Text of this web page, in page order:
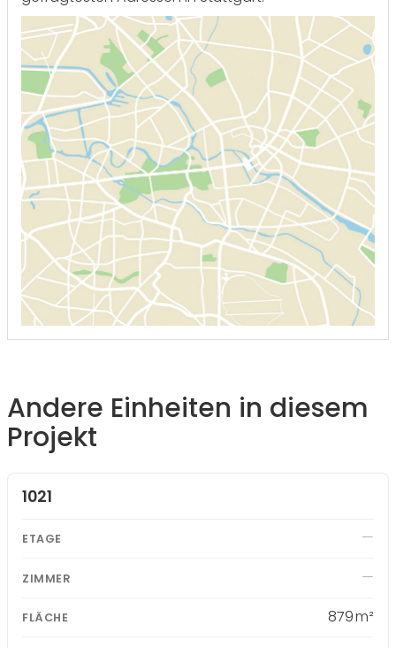
Andere Einheiten in diesem
Projekt
OBJEKT-ID
1021
879 m²